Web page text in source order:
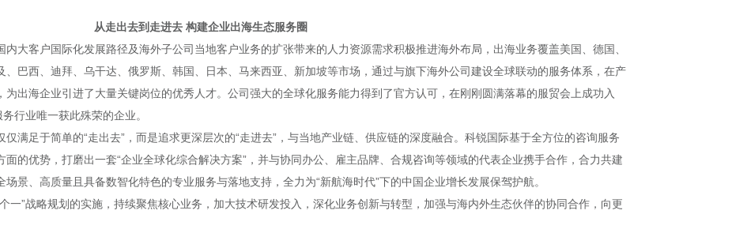
从走出去到走进去 构建企业出海生态服务圈
大客户国际化发展路径及海外子公司当地客户业务的扩张带来的人力资源需求积极推进海外布局，出海业务覆盖美国、德国、
巴西、迪拜、乌干达、俄罗斯、韩国、日本、马来西亚、新加坡等市场，通过与旗下海外公司建设全球联动的服务体系，在产
出海企业引进了大量关键岗位的优秀人才。公司强大的全球化服务能力得到了官方认可，在刚刚圆满落幕的服贸会上成功入
行业唯一获此殊荣的企业。
满足于简单的“走出去”，而是追求更深层次的“走进去”，与当地产业链、供应链的深度融合。科锐国际基于全方位的咨询服务
的优势，打磨出一套“企业全球化综合解决方案”，并与协同办公、雇主品牌、合规咨询等领域的代表企业携手合作，合力共建
景、高质量且具备数智化特色的专业服务与落地支持，全力为“新航海时代”下的中国企业增长发展保驾护航。
一”战略规划的实施，持续聚焦核心业务，加大技术研发投入，深化业务创新与转型，加强与海内外生态伙伴的协同合作，向更